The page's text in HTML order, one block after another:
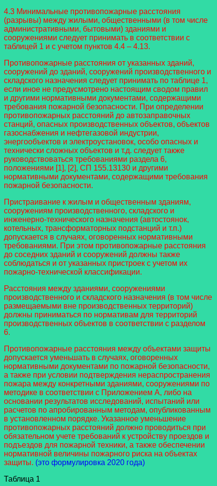
4.3 Минимальные противопожарные расстояния
(разрывы) между жилыми, общественными (в том числе
административными, бытовыми) зданиями и
сооружениями следует принимать в соответствии с
таблицей 1 и с учетом пунктов 4.4 – 4.13.
Противопожарные расстояния от указанных зданий,
сооружений до зданий, сооружений производственного и
складского назначения следует принимать по таблице 1,
если иное не предусмотрено настоящим сводом правил
и другими нормативными документами, содержащими
требования пожарной безопасности. При определении
противопожарных расстояний до автозаправочных
станций, опасных производственных объектов, объектов
газоснабжения и нефтегазовой индустрии,
энергообъектов и электроустановок, особо опасных и
технически сложных объектов и т.д. следует также
руководствоваться требованиями раздела 6,
положениями [1], [2], СП 155.13130 и другими
нормативными документами, содержащими требования
пожарной безопасности.
Пристраивание к жилым и общественным зданиям,
сооружениям производственного, складского и
инженерно-технического назначения (автостоянок,
котельных, трансформаторных подстанций и т.п.)
допускается в случаях, оговоренных нормативными
требованиями. При этом противопожарные расстояния
до соседних зданий и сооружений должны также
соблюдаться и от указанных пристроек с учетом их
пожарно-технической классификации.
Расстояния между зданиями, сооружениями
производственного и складского назначения (в том числе
размещаемыми вне производственных территорий)
должны приниматься по нормативам для территорий
производственных объектов в соответствии с разделом
6.
Противопожарные расстояния между объектами защиты
допускается уменьшать в случаях, оговоренных
нормативными документами по пожарной безопасности,
а также при условии подтверждения нераспространения
пожара между конкретными зданиями, сооружениями по
методике в соответствии с Приложением А, либо на
основании результатов исследований, испытаний или
расчетов по апробированным методам, опубликованным
в установленном порядке. Указанное уменьшение
противопожарных расстояний должно проводиться при
обязательном учете требований к устройству проездов и
подъездов для пожарной техники, а также обеспечении
нормативной величины пожарного риска на объектах
защиты. (это формулировка 2020 года)
Таблица 1